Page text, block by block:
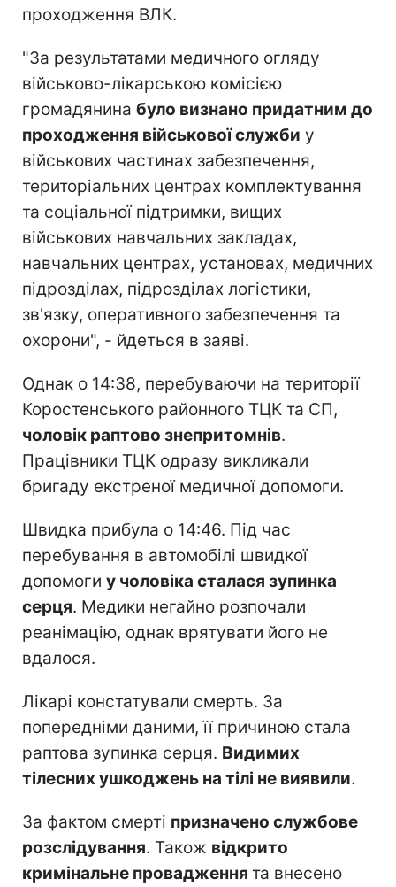
проходження ВЛК.
"За результатами медичного огляду
військово-лікарською комісією
громадянина було визнано придатним до
проходження військової служби у
військових частинах забезпечення,
територіальних центрах комплектування
та соціальної підтримки, вищих
військових навчальних закладах,
навчальних центрах, установах, медичних
підрозділах, підрозділах логістики,
зв'язку, оперативного забезпечення та
охорони", - йдеться в заяві.
Однак о 14:38, перебуваючи на території
Коростенського районного ТЦК та СП,
чоловік раптово знепритомнів.
Працівники ТЦК одразу викликали
бригаду екстреної медичної допомоги.
Швидка прибула о 14:46. Під час
перебування в автомобілі швидкої
допомоги у чоловіка сталася зупинка
серця. Медики негайно розпочали
реанімацію, однак врятувати його не
вдалося.
Лікарі констатували смерть. За
попередніми даними, її причиною стала
раптова зупинка серця. Видимих
тілесних ушкоджень на тілі не виявили.
За фактом смерті призначено службове
розслідування. Також відкрито
кримінальне провадження та внесено